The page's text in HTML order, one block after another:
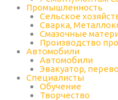
Промышленность
Cельское
Сварка,
Cмазочные
Производство
Автомобили
Автомобили
Эвакуатор,
Специалисты
Обучение
Творчество